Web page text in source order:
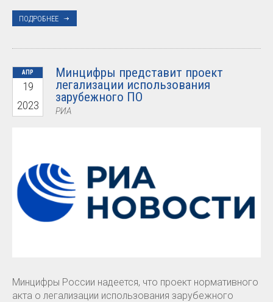
ПОДРОБНЕЕ
АПР
19
2023
Минцифры представит проект
легализации использования
зарубежного ПО
РИА
Минцифры России надеется, что проект нормативного
акта о легализации использования зарубежного